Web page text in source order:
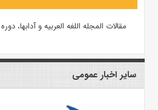
مقالات المجله اللغه العربیه و آدابها، دوره ۱۹، شماره ۱ منتشر شد
سایر اخبار عمومی